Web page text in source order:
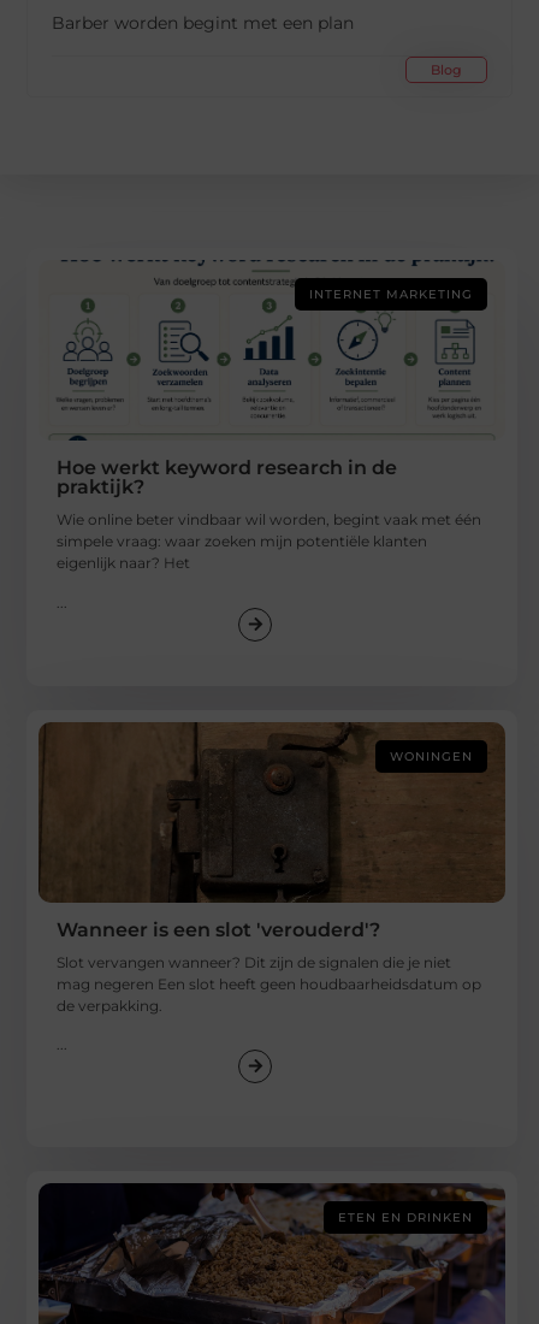
Barber worden begint met een plan
Blog
INTERNET MARKETING
Hoe werkt keyword research in de
praktijk?
Wie online beter vindbaar wil worden, begint vaak met één
simpele vraag: waar zoeken mijn potentiële klanten
eigenlijk naar? Het
WONINGEN
Wanneer is een slot 'verouderd'?
Slot vervangen wanneer? Dit zijn de signalen die je niet
mag negeren Een slot heeft geen houdbaarheidsdatum op
de verpakking.
ETEN EN DRINKEN